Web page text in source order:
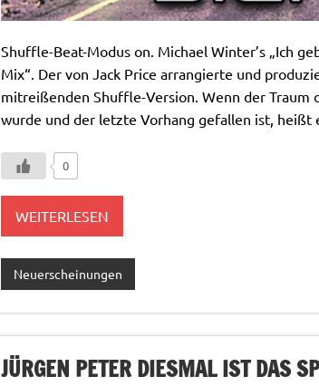
Shuffle-Beat-Modus on. Michael Winter’s „Ich
Mix“. Der von Jack Price arrangierte und
mitreißenden Shuffle-Version. Wenn der
wurde und der letzte Vorhang gefallen ist, heißt
0
WEITERLESEN
Neuerscheinungen
JÜRGEN PETER DIESMAL IST DAS